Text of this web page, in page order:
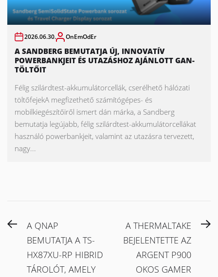
2026.06.30. OnEmOdEr
A SANDBERG BEMUTATJA ÚJ, INNOVATÍV
POWERBANKJEIT ÉS UTAZÁSHOZ AJÁNLOTT GAN-
TÖLTŐIT
Félig szilárdtest-akkumulátorcellák, cserélhető hálózati
töltőfejekA megfizethető számítógépes- és
mobilkiegészítőiről ismert dán márka, a Sandberg
bemutatja legújabb, félig szilárdtest-akkumulátorcellákat
használó powerbankjeit, valamint az utazásra tervezett,
nagy...
Bejegyzés
navigáció
PreviousA QNAP
BEMUTATJA A TS-
HX87XU-RP HIBRID
TÁROLÓT, AMELY
A THERMALTAKE
BEJELENTETTE AZ
ARGENT P900
OKOS GAMER